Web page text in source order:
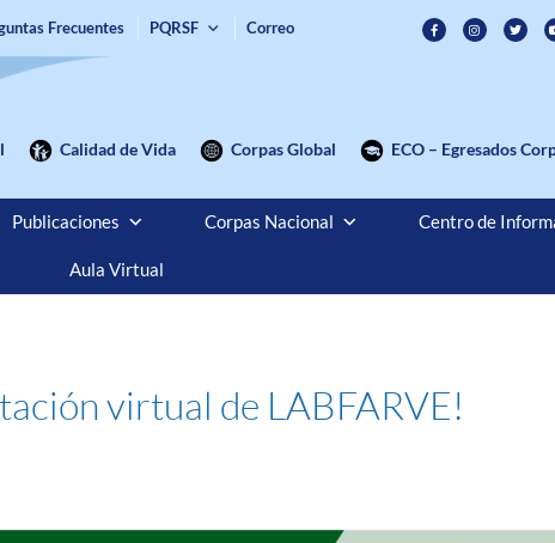
Frecuentes PQRSF Correo
Calidad de Vida Corpas Global ECO – Egresados
Publicaciones Corpas Nacional Centro de
Aula Virtual
virtual de LABFARVE!